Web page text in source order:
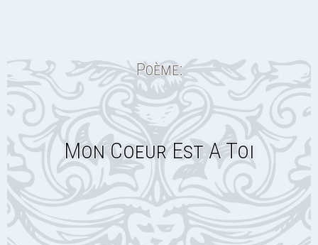
Poème:
Mon Coeur Est A Toi